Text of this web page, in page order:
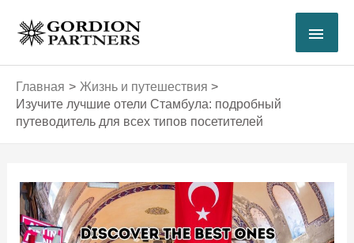
содержимому
Главная
Жизнь и путешествия
Изучите лучшие отели Стамбула: подробный
путеводитель для всех типов посетителей
записям